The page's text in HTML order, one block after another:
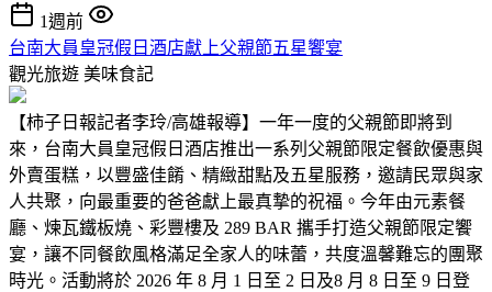
1週前
台南大員皇冠假日酒店獻上父親節五星饗宴
觀光旅遊 美味食記
【柿子日報記者李玲/高雄報導】一年一度的父親節即將到
來，台南大員皇冠假日酒店推出一系列父親節限定餐飲優惠與
外賣蛋糕，以豐盛佳餚、精緻甜點及五星服務，邀請民眾與家
人共聚，向最重要的爸爸獻上最真摯的祝福。今年由元素餐
廳、煉瓦鐵板燒、彩豐樓及 289 BAR 攜手打造父親節限定饗
宴，讓不同餐飲風格滿足全家人的味蕾，共度溫馨難忘的團聚
時光。活動將於 2026 年 8 月 1 日至 2 日及8 月 8 日至 9 日登